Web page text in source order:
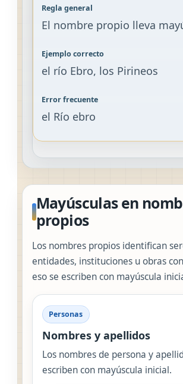
El nombre propio lleva
el río Ebro, los Pirineos
el Río ebro
Mayúsculas en
propios
Los nombres propios identifican
entidades, instituciones u obras
eso se escriben con mayúscula
Personas
Nombres y apellidos
Los nombres de persona y
escriben con mayúscula inicial.